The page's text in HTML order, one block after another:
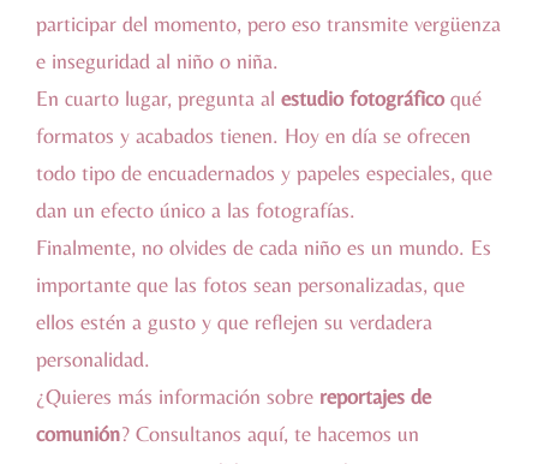
participar del momento, pero eso transmite vergüenza
e inseguridad al niño o niña.
En cuarto lugar, pregunta al estudio fotográficoqué
formatos y acabados tienen. Hoy en día se ofrecen
todo tipo de encuadernados y papeles especiales, que
dan un efecto único a las fotografías.
Finalmente, no olvides de cada niño es un mundo. Es
importante que las fotos sean personalizadas, que
ellos estén a gusto y que reflejen su verdadera
personalidad.
¿Quieres más información sobre reportajes de
comunión? Consultanos aquí, te hacemos un